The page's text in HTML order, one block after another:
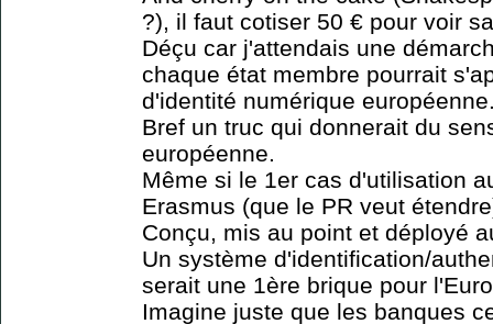
?), il faut cotiser 50 € pour voir
Déçu car j'attendais une
chaque état membre pourrait
d'identité numérique
Bref un truc qui donnerait du
européenne.
Même si le 1er cas d'utilisation
Erasmus (que le PR veut
Conçu, mis au point et déployé
Un système d'identification/
serait une 1ère brique pour
Imagine juste que les banques